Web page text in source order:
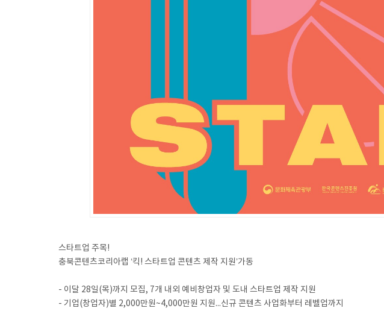
스타트업 주목!
충북콘텐츠코리아랩 ‘킥! 스타트업 콘텐츠 제작 지원’가동
- 이달 28일(목)까지 모집, 7개 내외 예비창업자 및 도내 스타트업 제작 지원
- 기업(창업자)별 2,000만원~4,000만원 지원...신규 콘텐츠 사업화부터 레벨업까지